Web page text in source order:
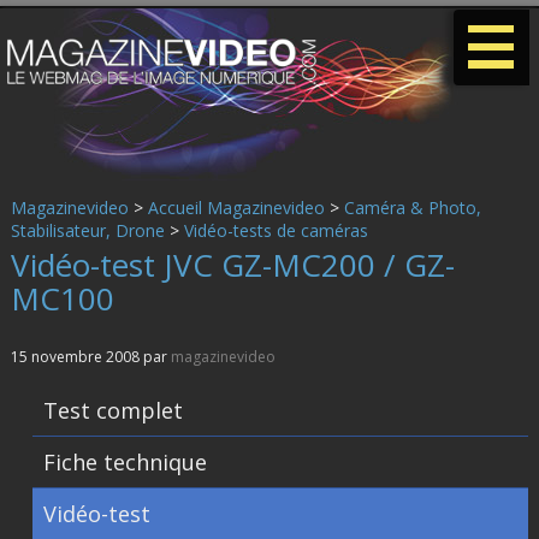
Magazinevideo > Accueil Magazinevideo > Caméra & Photo,
Stabilisateur, Drone > Vidéo-tests de caméras
Vidéo-test JVC GZ-MC200 / GZ-
MC100
15 novembre 2008 par magazinevideo
Test complet
Fiche technique
Vidéo-test
-
-
-